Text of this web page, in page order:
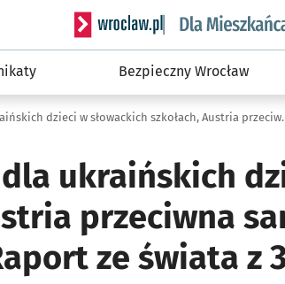
Serwis informacyjny wroclaw.pl
Bezpieczny Wrocław
Mało miejsc dla ukraińskich dzieci w
ukraińskich
przeciwna
ze świata z